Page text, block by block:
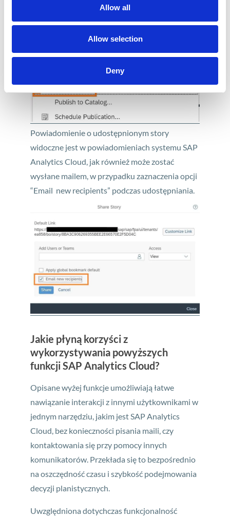
Allow all
Allow selection
Deny
Powiadomienie o udostępnionym story
widoczne jest w powiadomieniach systemu SAP
Analytics Cloud, jak również może zostać
wysłane mailem, w przypadku zaznaczenia opcji
“Email new recipients” podczas udostępniania.
Jakie płyną korzyści z
wykorzystywania powyższych
funkcji SAP Analytics Cloud?
Opisane wyżej funkcje umożliwiają łatwe
nawiązanie interakcji z innymi użytkownikami w
jednym narzędziu, jakim jest SAP Analytics
Cloud, bez konieczności pisania maili, czy
kontaktowania się przy pomocy innych
komunikatorów. Przekłada się to bezpośrednio
na oszczędność czasu i szybkość podejmowania
decyzji planistycznych.
Uwzględniona dotychczas funkcjonalność